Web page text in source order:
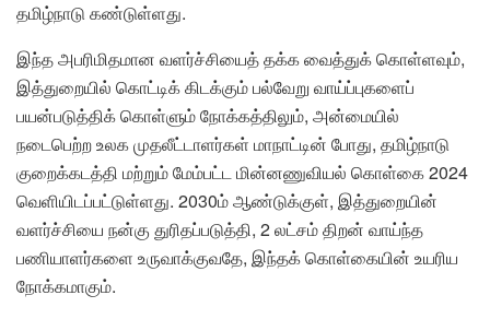
தமிழ்நாடு கண்டுள்ளது.
இந்த அபரிமிதமான வளர்ச்சியைத் தக்க வைத்துக் கொள்ளவும்,
இத்துறையில் கொட்டிக் கிடக்கும் பல்வேறு வாய்ப்புகளைப்
பயன்படுத்திக் கொள்ளும் நோக்கத்திலும், அன்மையில்
நடைபெற்ற உலக முதலீட்டாளர்கள் மாநாட்டின் போது, தமிழ்நாடு
குறைக்கடத்தி மற்றும் மேம்பட்ட மின்னணுவியல் கொள்கை 2024
வெளியிடப்பட்டுள்ளது. 2030ம் ஆண்டுக்குள், இத்துறையின்
வளர்ச்சியை நன்கு துரிதப்படுத்தி, 2 லட்சம் திறன் வாய்ந்த
பணியாளர்களை உருவாக்குவதே, இந்தக் கொள்கையின் உயரிய
நோக்கமாகும்.